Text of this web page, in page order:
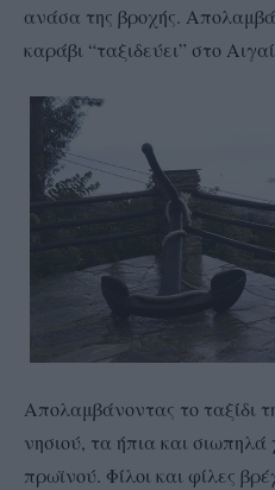
ανάσα της βροχής.
καράβι “ταξιδεύει” στο
Απολαμβάνοντας το ταξίδι
νησιού, τα ήπια και
πρωϊνού. Φίλοι και φίλες